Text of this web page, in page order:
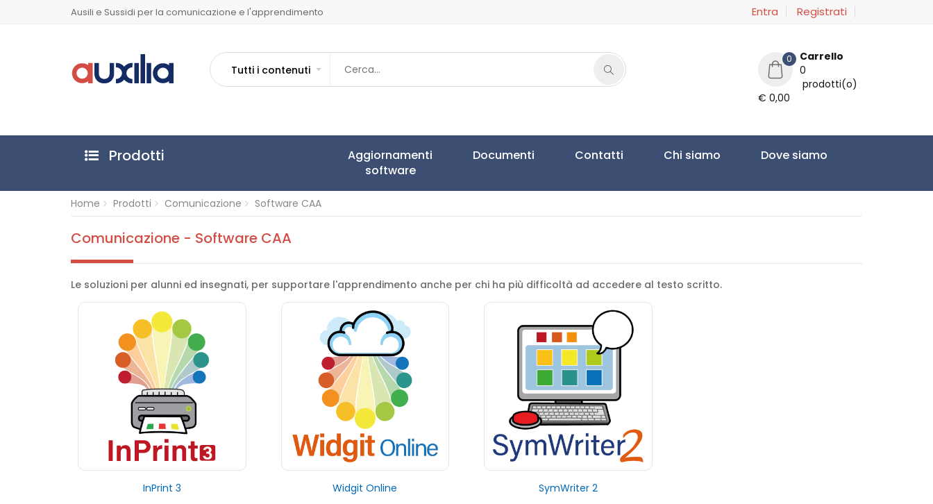
Ausili e Sussidi per la comunicazione e l'apprendimento Entra Registrati
Tutti i contenuti
0
Carrello
0
prodotti(o)
€ 0,00
Prodotti
Aggiornamenti
software
Documenti Contatti Chi siamo Dove siamo
Home Prodotti Comunicazione Software CAA
Comunicazione - Software CAA
Le soluzioni per alunni ed insegnati, per supportare l'apprendimento anche per chi ha più difficoltà ad accedere al testo scritto.
InPrint 3 Widgit Online SymWriter 2